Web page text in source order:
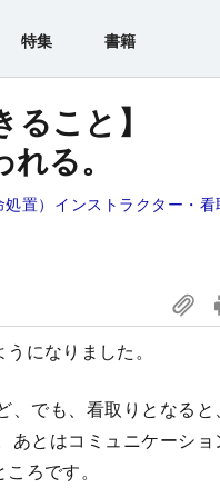
特集 書籍
こと】
る。
置）インストラクター・
になりました。
でも、看取りとなると
あとはコミュニケーシ
ろです。